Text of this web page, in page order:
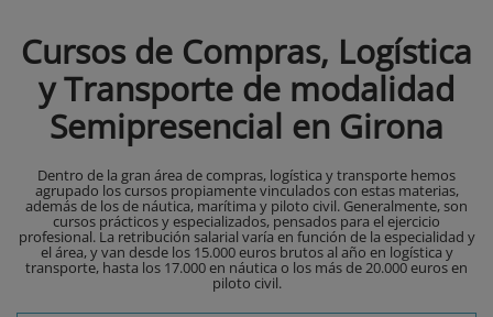
Cursos de Compras, Logística
y Transporte de modalidad
Semipresencial en Girona
Dentro de la gran área de compras, logística y transporte hemos
agrupado los cursos propiamente vinculados con estas materias,
además de los de náutica, marítima y piloto civil. Generalmente, son
cursos prácticos y especializados, pensados para el ejercicio
profesional. La retribución salarial varía en función de la especialidad y
el área, y van desde los 15.000 euros brutos al año en logística y
transporte, hasta los 17.000 en náutica o los más de 20.000 euros en
piloto civil.